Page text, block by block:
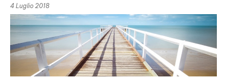
4 Luglio 2018